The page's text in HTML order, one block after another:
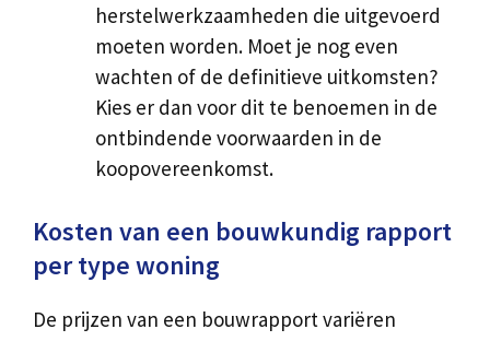
herstelwerkzaamheden die uitgevoerd
moeten worden. Moet je nog even
wachten of de definitieve uitkomsten?
Kies er dan voor dit te benoemen in de
ontbindende voorwaarden in de
koopovereenkomst.
Kosten van een bouwkundig rapport
per type woning
De prijzen van een bouwrapport variëren